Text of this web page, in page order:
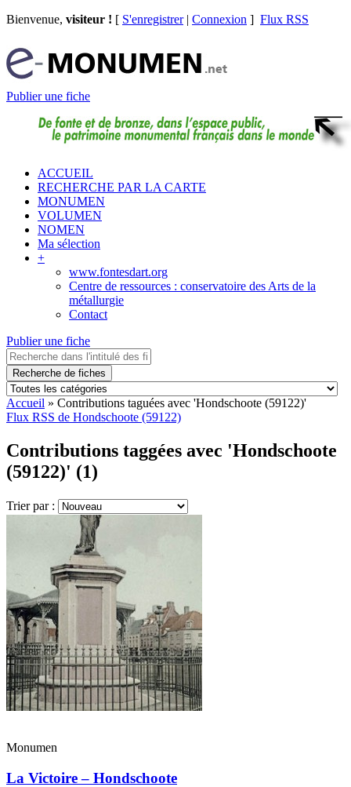
Bienvenue, visiteur ! [ S'enregistrer| Connexion ] Flux RSS
Publier une fiche
ACCUEIL
RECHERCHE PAR LA CARTE
MONUMEN
VOLUMEN
NOMEN
Ma sélection
+
www.fontesdart.org
Centre de ressources : conservatoire des Arts de la
métallurgie
Contact
Publier une fiche
Recherche de fiches
Accueil » Contributions taguées avec 'Hondschoote (59122)'
Flux RSS de Hondschoote (59122)
Contributions taggées avec 'Hondschoote
(59122)' (1)
Trier par :
Monumen
La Victoire – Hondschoote